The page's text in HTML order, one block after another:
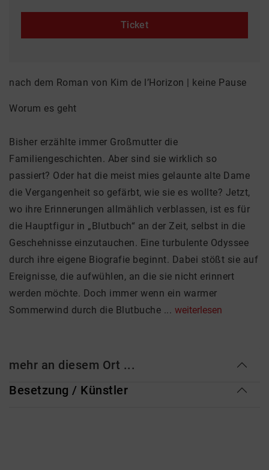
Ticket
nach dem Roman von Kim de l’Horizon | keine Pause
Worum es geht
Bisher erzählte immer Großmutter die
Familiengeschichten. Aber sind sie wirklich so
passiert? Oder hat die meist mies gelaunte alte Dame
die Vergangenheit so gefärbt, wie sie es wollte? Jetzt,
wo ihre Erinnerungen allmählich verblassen, ist es für
die Hauptfigur in „Blutbuch“ an der Zeit, selbst in die
Geschehnisse einzutauchen. Eine turbulente Odyssee
durch ihre eigene Biografie beginnt. Dabei stößt sie auf
Ereignisse, die aufwühlen, an die sie nicht erinnert
werden möchte. Doch immer wenn ein warmer
Sommerwind durch die Blutbuche ... weiterlesen
mehr an diesem Ort ...
Besetzung / Künstler